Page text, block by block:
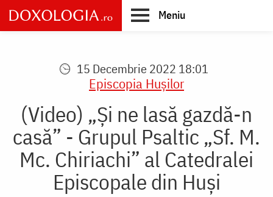
Skip
to
main
Meniu
15 Decembrie 2022 18:01
Episcopia Huşilor
(Video) „Și ne lasă gazdă-n
casă” - Grupul Psaltic „Sf. M.
Mc. Chiriachi” al Catedralei
Episcopale din Huși